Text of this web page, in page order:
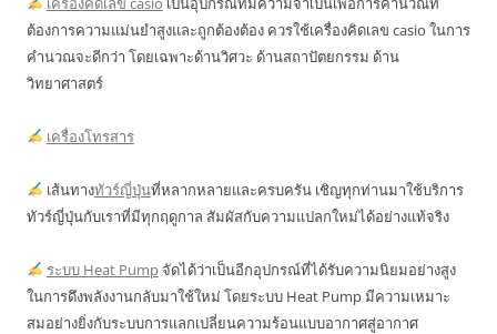
ต้องการความแม่นยำสูงและถูกต้องต้อง ควรใช้เครื่องคิดเลข casio ในการ
คำนวณจะดีกว่า โดยเฉพาะด้านวิศวะ ด้านสถาปัตยกรรม ด้าน
วิทยาศาสตร์
เครื่องโทรสาร
เส้นทางทัวร์ญี่ปุ่นที่หลากหลายและครบครัน เชิญทุกท่านมาใช้บริการ
ทัวร์ญี่ปุ่นกับเราที่มีทุกฤดูกาล สัมผัสกับความแปลกใหม่ได้อย่างแท้จริง
ระบบ Heat Pumpจัดได้ว่าเป็นอีกอุปกรณ์ที่ได้รับความนิยมอย่างสูง
ในการดึงพลังงานกลับมาใช้ใหม่ โดยระบบ Heat Pump มีความเหมาะ
สมอย่างยิ่งกับระบบการแลกเปลี่ยนความร้อนแบบอากาศสู่อากาศ